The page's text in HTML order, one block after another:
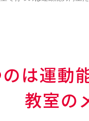
は運動
教室の